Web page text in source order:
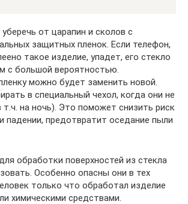
от царапин и сколов с
защитных пленок. Если телефон,
такое изделие, упадет, его стекло
с большой вероятностью.
можно будет заменить новой.
в специальный чехол, когда они не
т.ч. на ночь). Это поможет снизить риск
падении, предотвратит оседание пыли
обработки поверхностей из стекла
Особенно опасны они в тех
только что обработал изделие
химическими средствами.